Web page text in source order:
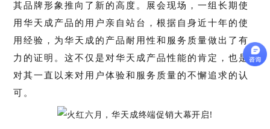
其品牌形象推向了新的高度。展会现场，一组长期使
用华天成产品的用户亲自站台，根据自身近十年的使
用经验，为华天成的产品耐用性和服务质量做出了有
力的证明。这不仅是对华天成产品性能的肯定，也是
对其一直以来对用户体验和服务质量的不懈追求的认
可。